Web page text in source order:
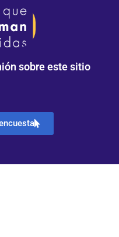
sobre este sitio